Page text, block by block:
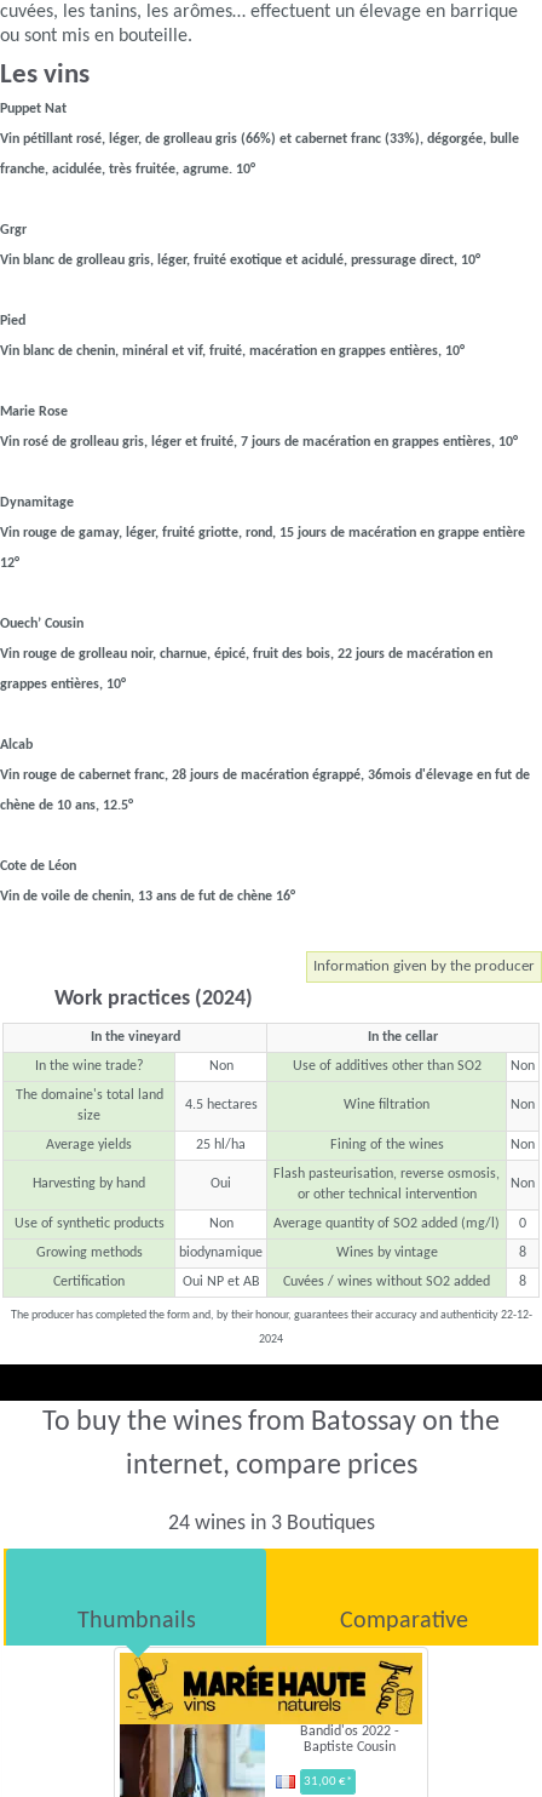
cuvées, les tanins, les arômes… effectuent un élevage en barrique
ou sont mis en bouteille.
Les vins
Puppet Nat
Vin pétillant rosé, léger, de grolleau gris (66%) et cabernet franc (33%), dégorgée, bulle
franche, acidulée, très fruitée, agrume. 10°
Grgr
Vin blanc de grolleau gris, léger, fruité exotique et acidulé, pressurage direct, 10°
Pied
Vin blanc de chenin, minéral et vif, fruité, macération en grappes entières, 10°
Marie Rose
Vin rosé de grolleau gris, léger et fruité, 7 jours de macération en grappes entières, 10°
Dynamitage
Vin rouge de gamay, léger, fruité griotte, rond, 15 jours de macération en grappe entière
12°
Ouech’ Cousin
Vin rouge de grolleau noir, charnue, épicé, fruit des bois, 22 jours de macération en
grappes entières, 10°
Alcab
Vin rouge de cabernet franc, 28 jours de macération égrappé, 36mois d'élevage en fut de
chène de 10 ans, 12.5°
Cote de Léon
Vin de voile de chenin, 13 ans de fut de chène 16°
Information given by the producer
Work practices (2024)
In the vineyard
In the cellar
In the wine trade?
Non Use of additives other than SO2
Non
The domaine's total land
size
4.5 hectares Wine filtration Non
Average yields 25 hl/ha Fining of the wines Non
Harvesting by hand Oui
Flash pasteurisation, reverse osmosis,
or other technical intervention
Non
Use of synthetic products Non Average quantity of SO2 added (mg/l)
0
Growing methods
biodynamique Wines by vintage
8
Certification
Oui NP et AB Cuvées / wines without SO2 added 8
The producer has completed the form and, by their honour, guarantees their accuracy and authenticity 22-12-
2024
To buy the wines from Batossay on the
internet, compare prices
24 wines in 3 Boutiques
Thumbnails Comparative
Bandid'os 2022 -
Baptiste Cousin
31,00 €*